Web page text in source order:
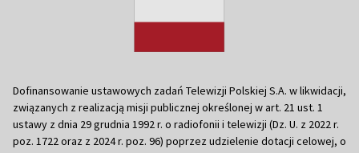
Dofinansowanie ustawowych zadań Telewizji Polskiej S.A. w likwidacji,
związanych z realizacją misji publicznej określonej w art. 21 ust. 1
ustawy z dnia 29 grudnia 1992 r. o radiofonii i telewizji (Dz. U. z 2022 r.
poz. 1722 oraz z 2024 r. poz. 96) poprzez udzielenie dotacji celowej, o